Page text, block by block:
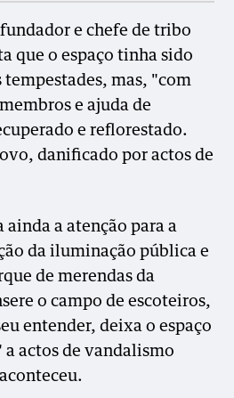
e chefe de tribo
que o espaço tinha sido
tempestades, mas, "com
e ajuda de
e reflorestado.
danificado por actos de
ainda a atenção para a
da iluminação pública e
de merendas da
o campo de escoteiros,
entender, deixa o espaço
actos de vandalismo